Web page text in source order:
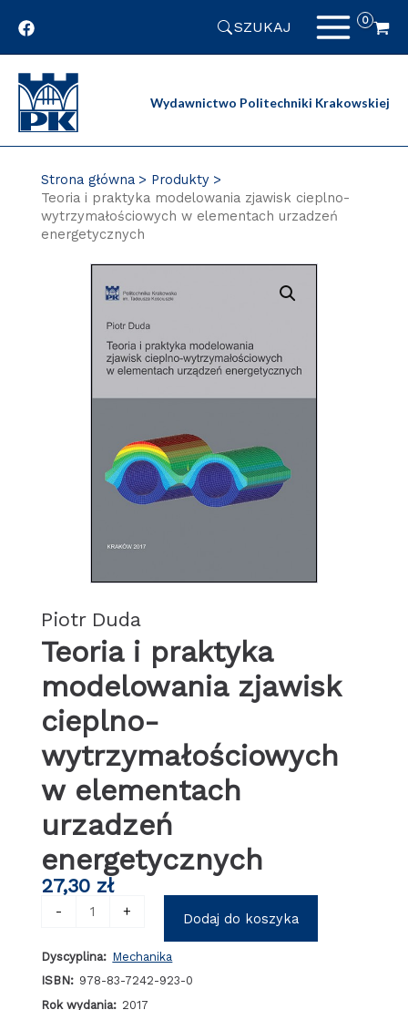
SZUKAJ
Wydawnictwo Politechniki Krakowskiej
Strona główna
Produkty
Teoria i praktyka modelowania zjawisk cieplno-
wytrzymałościowych w elementach urzadzeń
energetycznych
Piotr Duda
Teoria i praktyka
modelowania zjawisk
cieplno-
wytrzymałościowych
w elementach
urzadzeń
energetycznych
27,30 zł
-
praktyka
modelowania
+ Dodaj do koszyka
Dyscyplina: Mechanika
ISBN: 978-83-7242-923-0
Rok wydania: 2017